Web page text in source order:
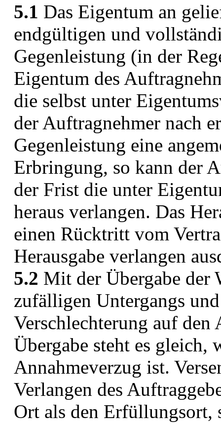
5.1 Das Eigentum an
endgültigen und
Gegenleistung (in der
Eigentum des
die selbst unter
der Auftragnehmer nach
Gegenleistung eine
Erbringung, so kann der
der Frist die unter
heraus verlangen. Das
einen Rücktritt vom
Herausgabe verlangen
5.2 Mit der Übergabe der
zufälligen Untergangs
Verschlechterung auf den
Übergabe steht es gleich,
Annahmeverzug ist.
Verlangen des
Ort als den Erfüllungsort,